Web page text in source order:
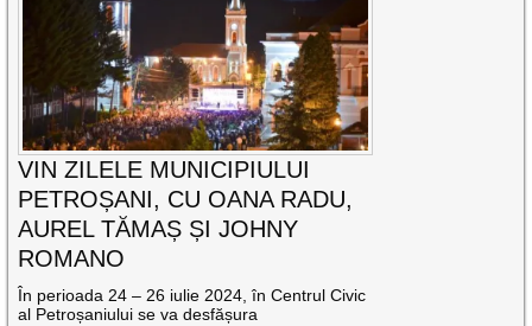
VIN ZILELE MUNICIPIULUI
PETROȘANI, CU OANA RADU,
AUREL TĂMAȘ ȘI JOHNY
ROMANO
În perioada 24 – 26 iulie 2024, în Centrul Civic
al Petroșaniului se va desfășura